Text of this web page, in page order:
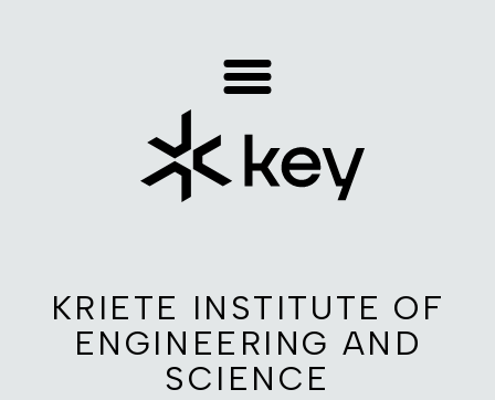
KRIETE INSTITUTE OF
ENGINEERING AND
SCIENCE